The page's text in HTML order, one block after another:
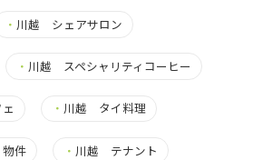
・ 川越 シェアサロン
・ 川越 スペシャリティコーヒー
・ 川越 タイ料理
件 ・ 川越 テナント